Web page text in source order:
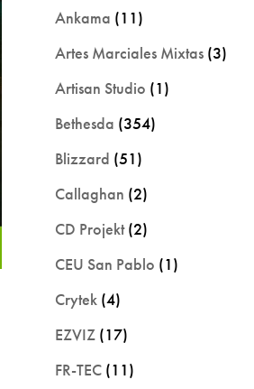
Ankama (11)
Artes Marciales Mixtas (3)
Artisan Studio (1)
Bethesda (354)
Blizzard (51)
Callaghan (2)
CD Projekt(2)
CEU San Pablo (1)
Crytek (4)
EZVIZ (17)
FR-TEC (11)